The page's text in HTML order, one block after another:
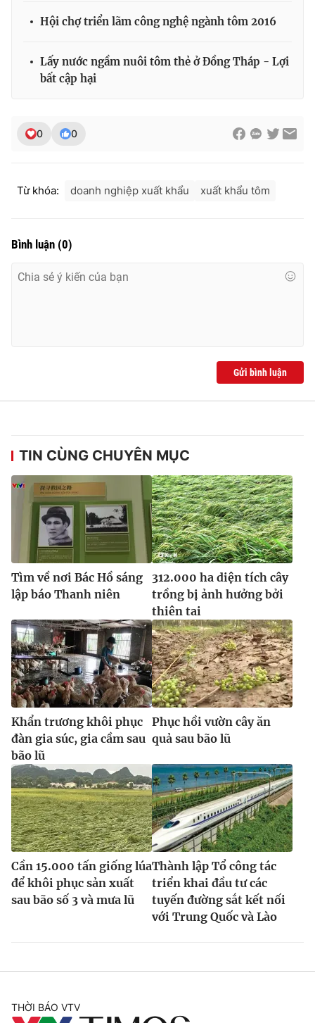
Email:toasoan@vtv.vn
® Cấm sao chép dưới mọi hình thức nếu không có sự chấp
thông tin từ website này.
Hội chợ triển lãm công nghệ ngành tôm 2016
Lấy nước ngầm nuôi tôm thẻ ở Đồng Tháp - Lợi
bất cập hại
0 0
Từ khóa: doanh nghiệp xuất khẩu xuất khẩu tôm
Bình luận (0)
Gửi bình luận
TIN CÙNG CHUYÊN MỤC
Tìm về nơi Bác Hồ sáng
lập báo Thanh niên
312.000 ha diện tích cây
trồng bị ảnh hưởng bởi
thiên tai
Khẩn trương khôi phục
đàn gia súc, gia cầm sau
bão lũ
Phục hồi vườn cây ăn
quả sau bão lũ
Cần 15.000 tấn giống lúa
để khôi phục sản xuất
sau bão số 3 và mưa lũ
Thành lập Tổ công tác
triển khai đầu tư các
tuyến đường sắt kết nối
với Trung Quốc và Lào
THỜI BÁO VTV